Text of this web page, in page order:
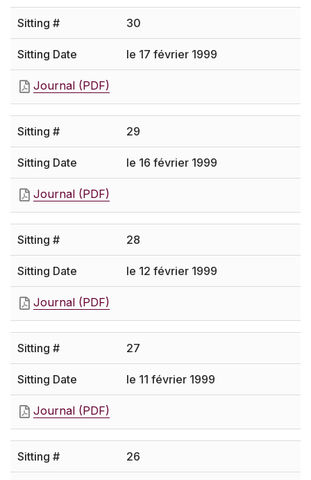
30
le 17 février 1999
Journal (PDF)
29
le 16 février 1999
Journal (PDF)
28
le 12 février 1999
Journal (PDF)
27
le 11 février 1999
Journal (PDF)
26